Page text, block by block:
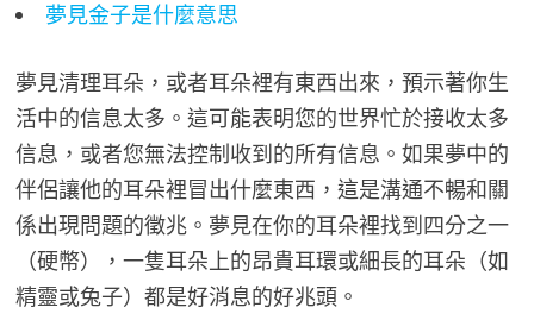
夢見金子是什麼意思
夢見清理耳朵，或者耳朵裡有東西出來，預示著你生
活中的信息太多。這可能表明您的世界忙於接收太多
信息，或者您無法控制收到的所有信息。如果夢中的
伴侶讓他的耳朵裡冒出什麼東西，這是溝通不暢和關
係出現問題的徵兆。夢見在你的耳朵裡找到四分之一
（硬幣），一隻耳朵上的昂貴耳環或細長的耳朵（如
精靈或兔子）都是好消息的好兆頭。